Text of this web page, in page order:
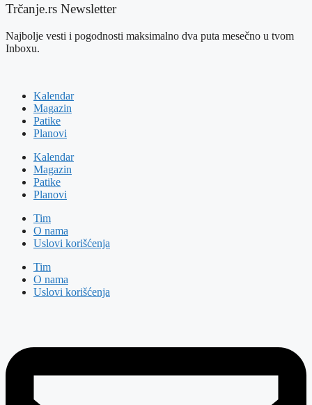
Trčanje.rs Newsletter
Najbolje vesti i pogodnosti maksimalno dva puta mesečno u tvom
Inboxu.
Kalendar
Magazin
Patike
Planovi
Kalendar
Magazin
Patike
Planovi
Tim
O nama
Uslovi korišćenja
Tim
O nama
Uslovi korišćenja